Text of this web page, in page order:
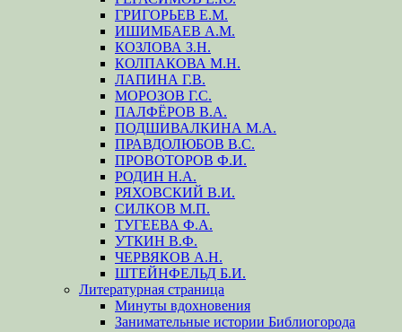
ГРИГОРЬЕВ Е.М.
ИШИМБАЕВ А.М.
КОЗЛОВА З.Н.
КОЛПАКОВА М.Н.
ЛАПИНА Г.В.
МОРОЗОВ Г.С.
ПАЛФЁРОВ В.А.
ПОДШИВАЛКИНА М.А.
ПРАВДОЛЮБОВ В.С.
ПРОВОТОРОВ Ф.И.
РОДИН Н.А.
РЯХОВСКИЙ В.И.
СИЛКОВ М.П.
ТУГЕЕВА Ф.А.
УТКИН В.Ф.
ЧЕРВЯКОВ А.Н.
ШТЕЙНФЕЛЬД Б.И.
Литературная страница
Минуты вдохновения
Занимательные истории Библиогорода